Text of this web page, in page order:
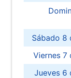
Sábado 8
Viernes 7
Jueves 6